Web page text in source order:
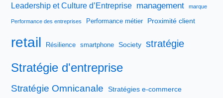
Leadership et Culture d’Entreprise management marque
Performance des entreprises Performance métier Proximité client
retail Résilience smartphone Society stratégie
Stratégie d'entreprise
Stratégie Omnicanale
Stratégies e-commerce